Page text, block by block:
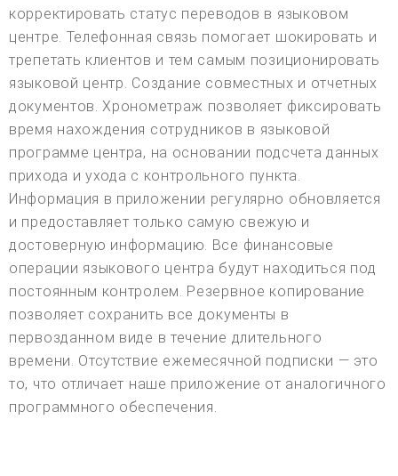
корректировать статус переводов в языковом
центре. Телефонная связь помогает шокировать и
трепетать клиентов и тем самым позиционировать
языковой центр. Создание совместных и отчетных
документов. Хронометраж позволяет фиксировать
время нахождения сотрудников в языковой
программе центра, на основании подсчета данных
прихода и ухода с контрольного пункта.
Информация в приложении регулярно обновляется
и предоставляет только самую свежую и
достоверную информацию. Все финансовые
операции языкового центра будут находиться под
постоянным контролем. Резервное копирование
позволяет сохранить все документы в
первозданном виде в течение длительного
времени. Отсутствие ежемесячной подписки — это
то, что отличает наше приложение от аналогичного
программного обеспечения.